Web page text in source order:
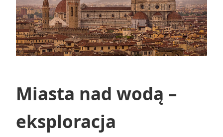
Miasta nad wodą –
eksploracja